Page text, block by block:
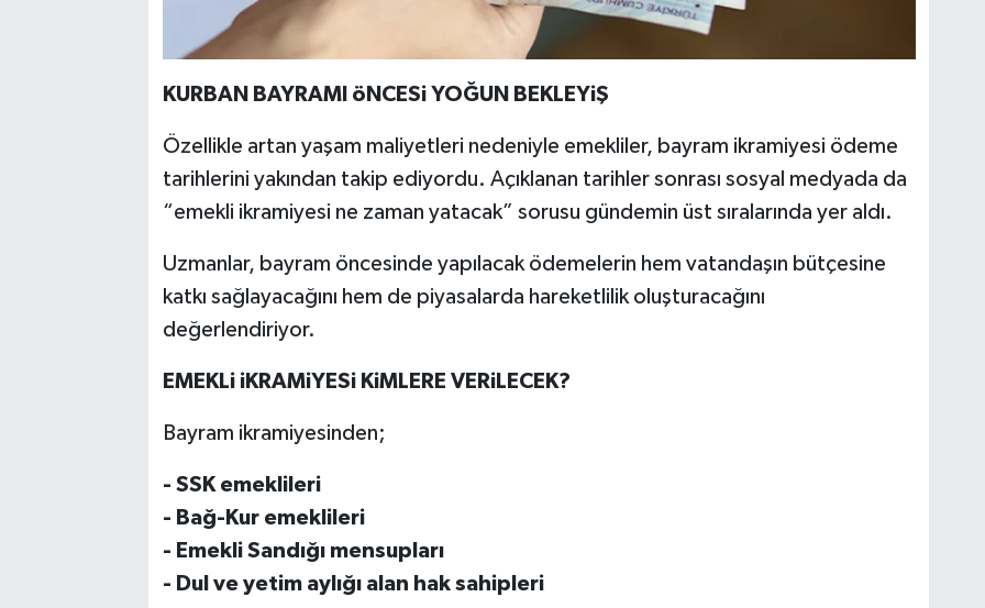
KURBAN BAYRAMI öNCESi YOĞUN BEKLEYiŞ
Özellikle artan yaşam maliyetleri nedeniyle emekliler, bayram ikramiyesi ödeme
tarihlerini yakından takip ediyordu. Açıklanan tarihler sonrası sosyal medyada da
“emekli ikramiyesi ne zaman yatacak” sorusu gündemin üst sıralarında yer aldı.
Uzmanlar, bayram öncesinde yapılacak ödemelerin hem vatandaşın bütçesine
katkı sağlayacağını hem de piyasalarda hareketlilik oluşturacağını
değerlendiriyor.
EMEKLi iKRAMiYESi KiMLERE VERiLECEK?
Bayram ikramiyesinden;
- SSK emeklileri
- Bağ-Kur emeklileri
- Emekli Sandığı mensupları
- Dul ve yetim aylığı alan hak sahipleri